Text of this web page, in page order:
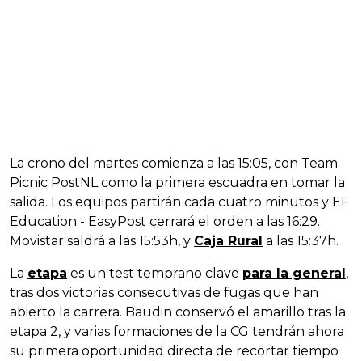
La crono del martes comienza a las 15:05, con Team
Picnic PostNL como la primera escuadra en tomar la
salida. Los equipos partirán cada cuatro minutos y EF
Education - EasyPost cerrará el orden a las 16:29.
Movistar saldrá a las 15:53h, y Caja Rural a las 15:37h.
La etapa es un test temprano clave para la general ,
tras dos victorias consecutivas de fugas que han
abierto la carrera. Baudin conservó el amarillo tras la
etapa 2, y varias formaciones de la CG tendrán ahora
su primera oportunidad directa de recortar tiempo